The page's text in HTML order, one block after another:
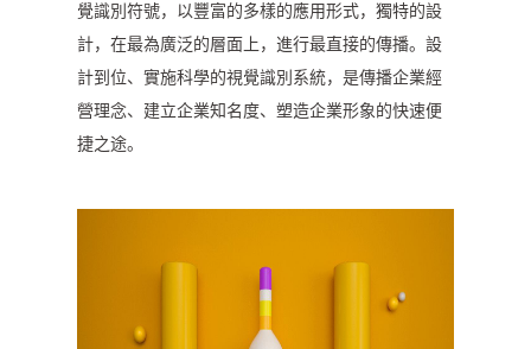
覺識別符號，以豐富的多樣的應用形式，獨特的設
計，在最為廣泛的層面上，進行最直接的傳播。設
計到位、實施科學的視覺識別系統，是傳播企業經
營理念、建立企業知名度、塑造企業形象的快速便
捷之途。